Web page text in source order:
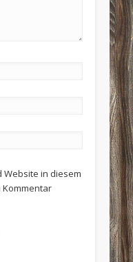
Website in diesem